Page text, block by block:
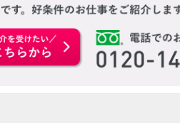
お申込みはこちらから